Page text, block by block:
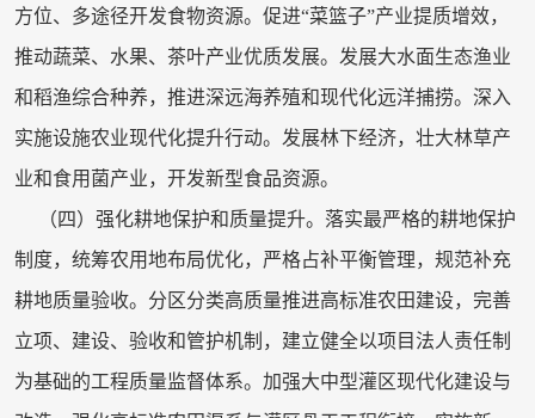
方位、多途径开发食物资源。促进“菜篮子”产业提质增效，
推动蔬菜、水果、茶叶产业优质发展。发展大水面生态渔业
和稻渔综合种养，推进深远海养殖和现代化远洋捕捞。深入
实施设施农业现代化提升行动。发展林下经济，壮大林草产
业和食用菌产业，开发新型食品资源。
（四）强化耕地保护和质量提升。落实最严格的耕地保护
制度，统筹农用地布局优化，严格占补平衡管理，规范补充
耕地质量验收。分区分类高质量推进高标准农田建设，完善
立项、建设、验收和管护机制，建立健全以项目法人责任制
为基础的工程质量监督体系。加强大中型灌区现代化建设与